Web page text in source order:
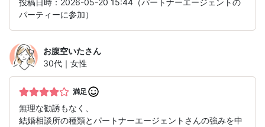
投稿日時：2026-05-20 15:44（パートナーエージェントの
パーティーに参加）
お腹空いたさん
30代｜女性
満足
無理な勧誘もなく、
結婚相談所の種類とパートナーエージェントさんの強みを中